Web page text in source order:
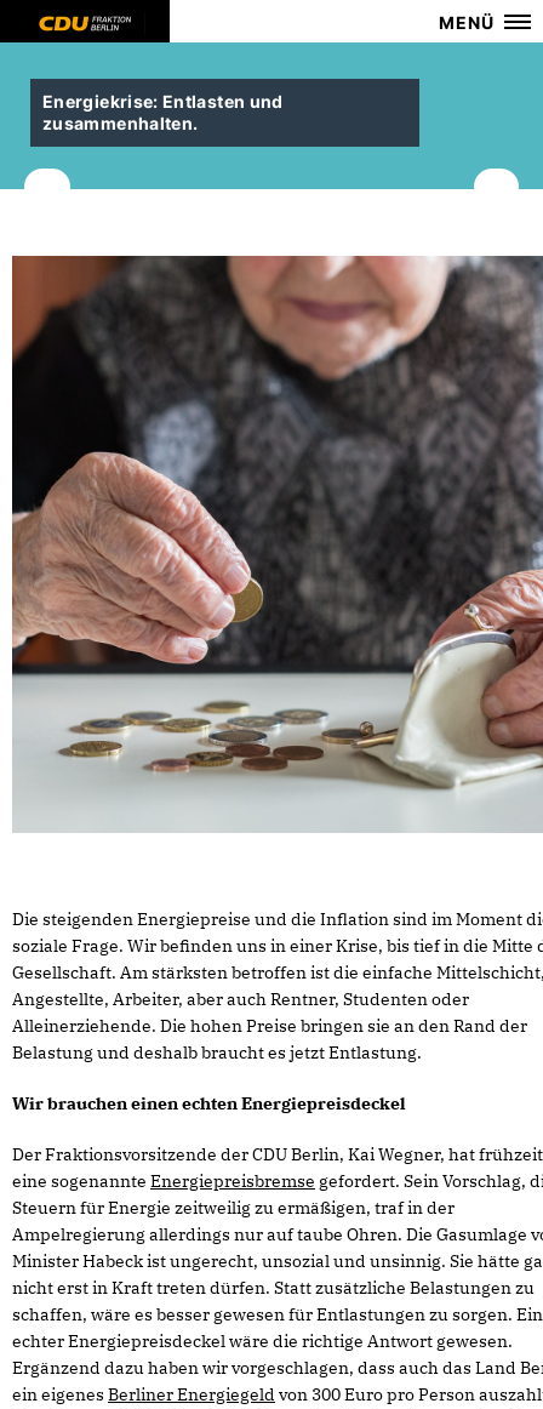
MENÜ
Energiekrise: Entlasten und
zusammenhalten.
Die steigenden Energiepreise und die Inflation sind im Moment
soziale Frage. Wir befinden uns in einer Krise, bis tief in die Mitte
Gesellschaft. Am stärksten betroffen ist die einfache
Angestellte, Arbeiter, aber auch Rentner, Studenten oder
Alleinerziehende. Die hohen Preise bringen sie an den Rand der
Belastung und deshalb braucht es jetzt Entlastung.
Wir brauchen einen echten Energiepreisdeckel
Der Fraktionsvorsitzende der CDU Berlin, Kai Wegner, hat
eine sogenannte Energiepreisbremse gefordert. Sein Vorschlag,
Steuern für Energie zeitweilig zu ermäßigen, traf in der
Ampelregierung allerdings nur auf taube Ohren. Die Gasumlage
Minister Habeck ist ungerecht, unsozial und unsinnig. Sie hätte
nicht erst in Kraft treten dürfen. Statt zusätzliche Belastungen zu
schaffen, wäre es besser gewesen für Entlastungen zu sorgen. Ein
echter Energiepreisdeckel wäre die richtige Antwort gewesen.
Ergänzend dazu haben wir vorgeschlagen, dass auch das Land
ein eigenes Berliner Energiegeld von 300 Euro pro Person